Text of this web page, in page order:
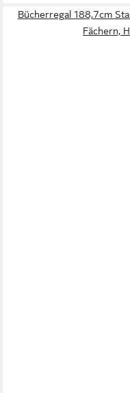
Bücherregal 188,7cm
Fächern,